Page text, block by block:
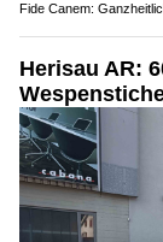
Fide Canem:
Herisau AR: